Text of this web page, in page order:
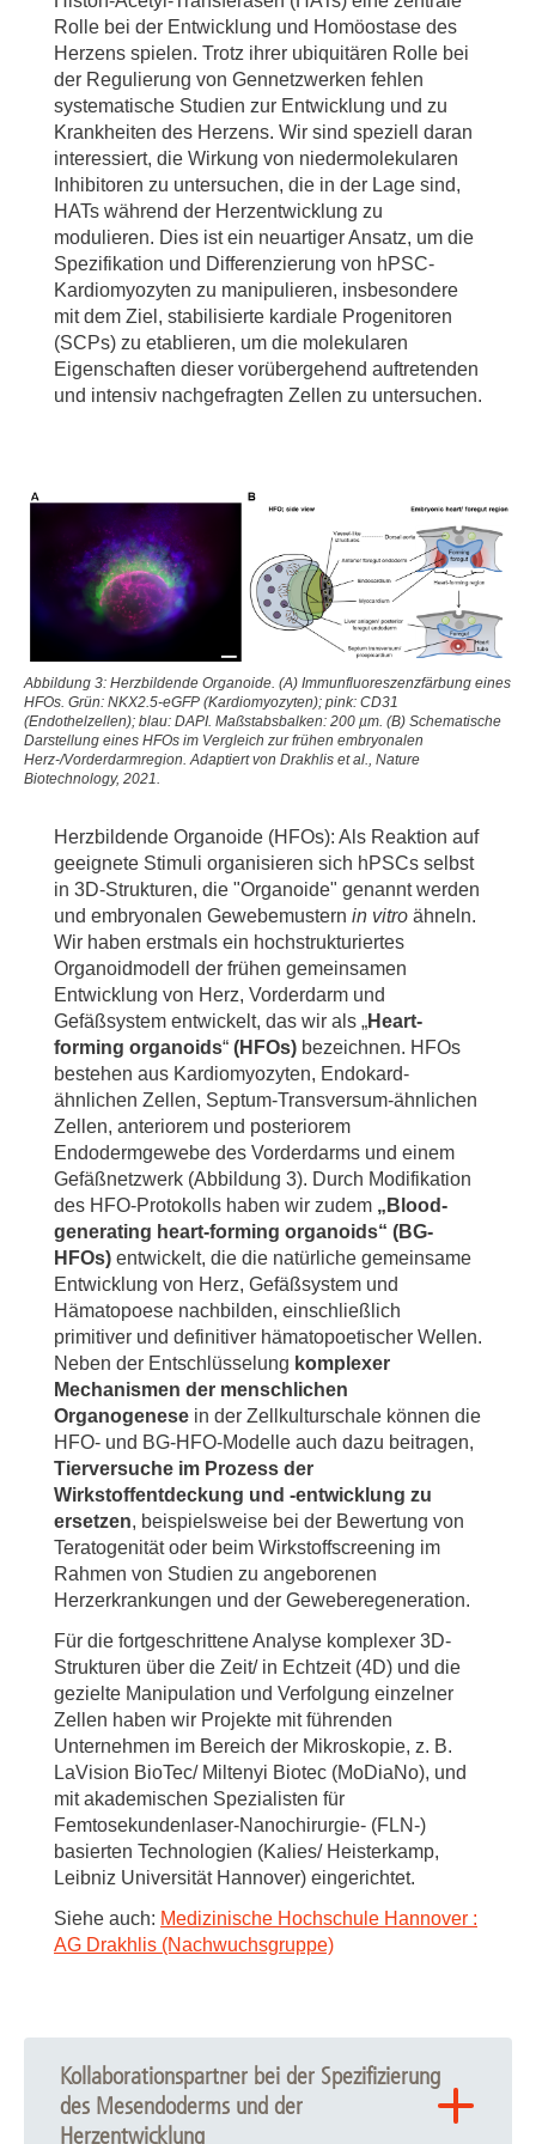
Rolle bei der Entwicklung und Homöostase des
Herzens spielen. Trotz ihrer ubiquitären Rolle bei
der Regulierung von Gennetzwerken fehlen
systematische Studien zur Entwicklung und zu
Krankheiten des Herzens. Wir sind speziell daran
interessiert, die Wirkung von niedermolekularen
Inhibitoren zu untersuchen, die in der Lage sind,
HATs während der Herzentwicklung zu
modulieren. Dies ist ein neuartiger Ansatz, um die
Spezifikation und Differenzierung von hPSC-
Kardiomyozyten zu manipulieren, insbesondere
mit dem Ziel, stabilisierte kardiale Progenitoren
(SCPs) zu etablieren, um die molekularen
Eigenschaften dieser vorübergehend auftretenden
und intensiv nachgefragten Zellen zu untersuchen.
Abbildung 3: Herzbildende Organoide. (A) Immunfluoreszenzfärbung eines
HFOs. Grün: NKX2.5-eGFP (Kardiomyozyten); pink: CD31
(Endothelzellen); blau: DAPI. Maßstabsbalken: 200 µm. (B) Schematische
Darstellung eines HFOs im Vergleich zur frühen embryonalen
Herz-/Vorderdarmregion. Adaptiert von Drakhlis et al., Nature
Biotechnology, 2021.
Herzbildende Organoide (HFOs): Als Reaktion auf
geeignete Stimuli organisieren sich hPSCs selbst
in 3D-Strukturen, die "Organoide" genannt werden
und embryonalen Gewebemustern in vitro ähneln.
Wir haben erstmals ein hochstrukturiertes
Organoidmodell der frühen gemeinsamen
Entwicklung von Herz, Vorderdarm und
Gefäßsystem entwickelt, das wir als „Heart-
forming organoids“ (HFOs) bezeichnen. HFOs
bestehen aus Kardiomyozyten, Endokard-
ähnlichen Zellen, Septum-Transversum-ähnlichen
Zellen, anteriorem und posteriorem
Endodermgewebe des Vorderdarms und einem
Gefäßnetzwerk (Abbildung 3). Durch Modifikation
des HFO-Protokolls haben wir zudem „Blood-
generating heart-forming organoids“ (BG-
HFOs) entwickelt, die die natürliche gemeinsame
Entwicklung von Herz, Gefäßsystem und
Hämatopoese nachbilden, einschließlich
primitiver und definitiver hämatopoetischer Wellen.
Neben der Entschlüsselung komplexer
Mechanismen der menschlichen
Organogenese in der Zellkulturschale können die
HFO- und BG-HFO-Modelle auch dazu beitragen,
Tierversuche im Prozess der
Wirkstoffentdeckung und -entwicklung zu
ersetzen, beispielsweise bei der Bewertung von
Teratogenität oder beim Wirkstoffscreening im
Rahmen von Studien zu angeborenen
Herzerkrankungen und der Geweberegeneration.
Für die fortgeschrittene Analyse komplexer 3D-
Strukturen über die Zeit/ in Echtzeit (4D) und die
gezielte Manipulation und Verfolgung einzelner
Zellen haben wir Projekte mit führenden
Unternehmen im Bereich der Mikroskopie, z. B.
LaVision BioTec/ Miltenyi Biotec (MoDiaNo), und
mit akademischen Spezialisten für
Femtosekundenlaser-Nanochirurgie- (FLN-)
basierten Technologien (Kalies/ Heisterkamp,
Leibniz Universität Hannover) eingerichtet.
Siehe auch: Medizinische Hochschule Hannover :
AG Drakhlis (Nachwuchsgruppe)
Kollaborationspartner bei der Spezifizierung
des Mesendoderms und der
Herzentwicklung